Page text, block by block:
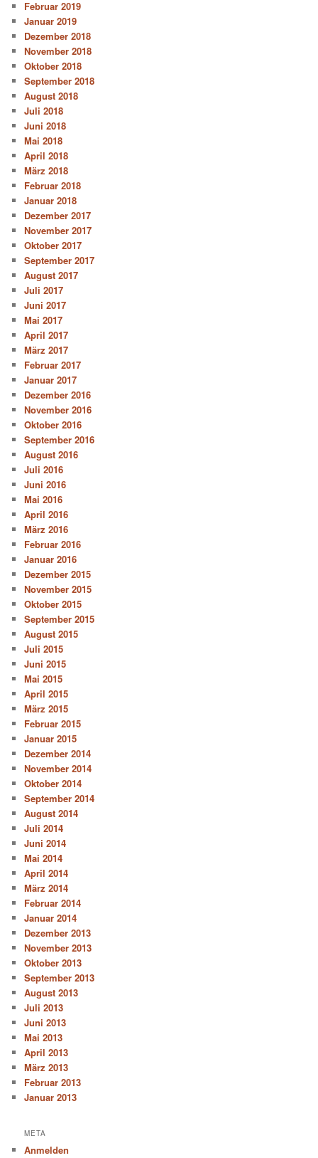
Februar 2019
Januar 2019
Dezember 2018
November 2018
Oktober 2018
September 2018
August 2018
Juli 2018
Juni 2018
Mai 2018
April 2018
März 2018
Februar 2018
Januar 2018
Dezember 2017
November 2017
Oktober 2017
September 2017
August 2017
Juli 2017
Juni 2017
Mai 2017
April 2017
März 2017
Februar 2017
Januar 2017
Dezember 2016
November 2016
Oktober 2016
September 2016
August 2016
Juli 2016
Juni 2016
Mai 2016
April 2016
März 2016
Februar 2016
Januar 2016
Dezember 2015
November 2015
Oktober 2015
September 2015
August 2015
Juli 2015
Juni 2015
Mai 2015
April 2015
März 2015
Februar 2015
Januar 2015
Dezember 2014
November 2014
Oktober 2014
September 2014
August 2014
Juli 2014
Juni 2014
Mai 2014
April 2014
März 2014
Februar 2014
Januar 2014
Dezember 2013
November 2013
Oktober 2013
September 2013
August 2013
Juli 2013
Juni 2013
Mai 2013
April 2013
März 2013
Februar 2013
Januar 2013
META
Anmelden